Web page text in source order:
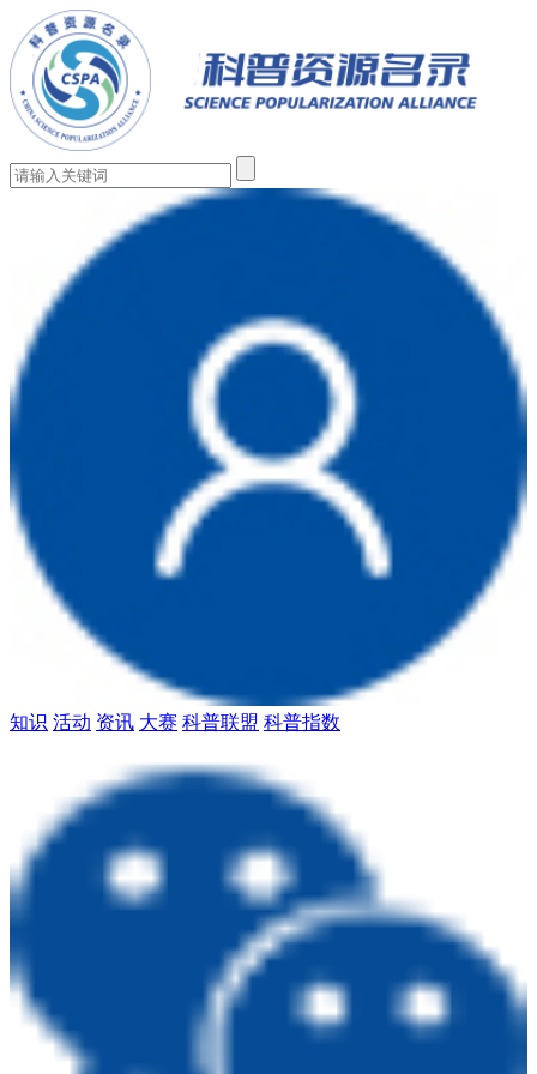
知识 活动 资讯 大赛 科普联盟 科普指数